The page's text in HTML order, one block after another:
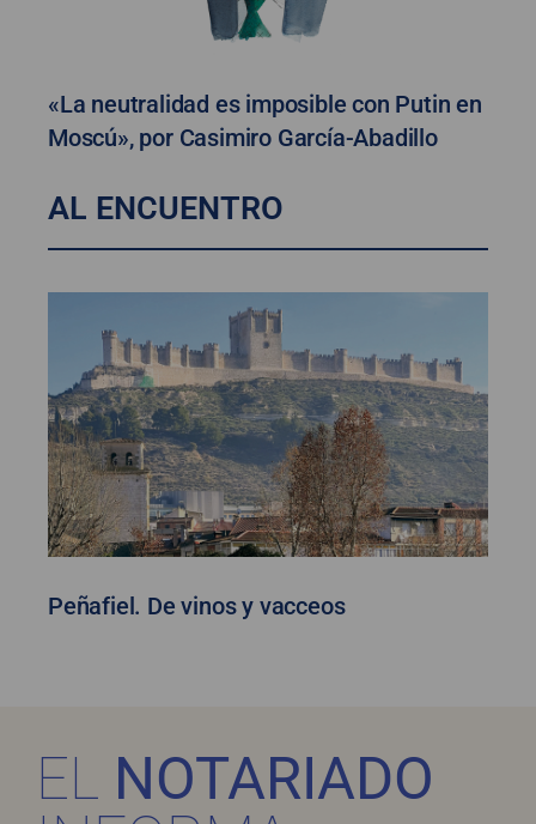
«La neutralidad es imposible con Putin en
Moscú», por Casimiro García-Abadillo
AL ENCUENTRO
Peñafiel. De vinos y vacceos
EL NOTARIADO